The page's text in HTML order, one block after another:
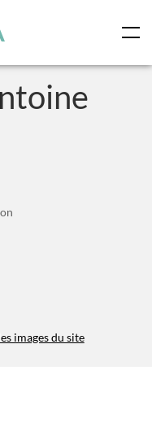
images du site